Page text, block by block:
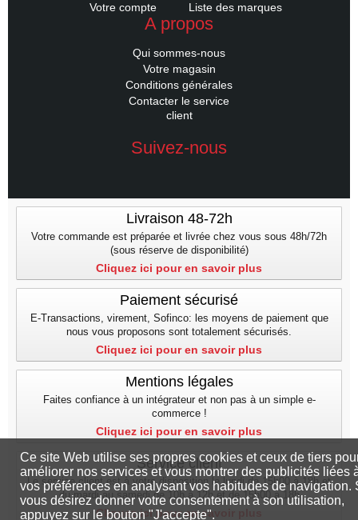
Votre compte
Liste des marques
A propos
Qui sommes-nous
Votre magasin
Conditions générales
Contacter le service
client
Suivez-nous
Livraison 48-72h
Votre commande est préparée et livrée chez vous sous 48h/72h
(sous réserve de disponibilité)
Cliquez ici pour en savoir plus
Paiement sécurisé
E-Transactions, virement, Sofinco: les moyens de paiement que
nous vous proposons sont totalement sécurisés.
Cliquez ici pour en savoir plus
Mentions légales
Faites confiance à un intégrateur et non pas à un simple e-
commerce !
Cliquez ici pour en savoir plus
Service client
Le service client est à votre disposition le lundi de 15h00 à 18h et
du mardi au samedi de 10h à 12h et de 15h00 a 18h
Cliquez ici pour en savoir plus
Ce site Web utilise ses propres cookies et ceux de tiers
améliorer nos services et vous montrer des publicités liées
vos préférences en analysant vos habitudes de navigation.
vous désirez donner votre consentement à son utilisation,
appuyez sur le bouton "J'accepte".